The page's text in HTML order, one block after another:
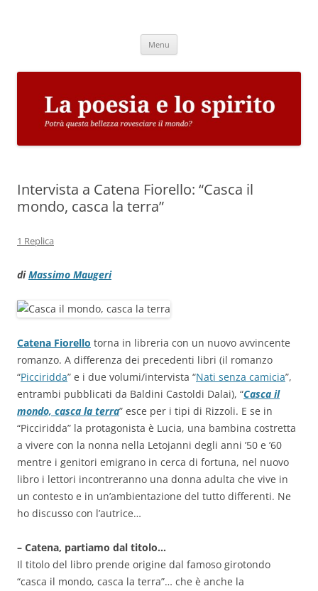
Menu
Intervista a Catena Fiorello: “Casca il
mondo, casca la terra”
1 Replica
diMassimo Maugeri
Catena Fiorello torna in libreria con un nuovo avvincente
romanzo. A differenza dei precedenti libri (il romanzo
“Picciridda” e i due volumi/intervista “Nati senza camicia”,
entrambi pubblicati da Baldini Castoldi Dalai), “Casca il
mondo, casca la terra” esce per i tipi di Rizzoli. E se in
“Picciridda” la protagonista è Lucia, una bambina costretta
a vivere con la nonna nella Letojanni degli anni ’50 e ’60
mentre i genitori emigrano in cerca di fortuna, nel nuovo
libro i lettori incontreranno una donna adulta che vive in
un contesto e in un’ambientazione del tutto differenti. Ne
ho discusso con l’autrice…
– Catena, partiamo dal titolo…
Il titolo del libro prende origine dal famoso girotondo
“casca il mondo, casca la terra”… che è anche la